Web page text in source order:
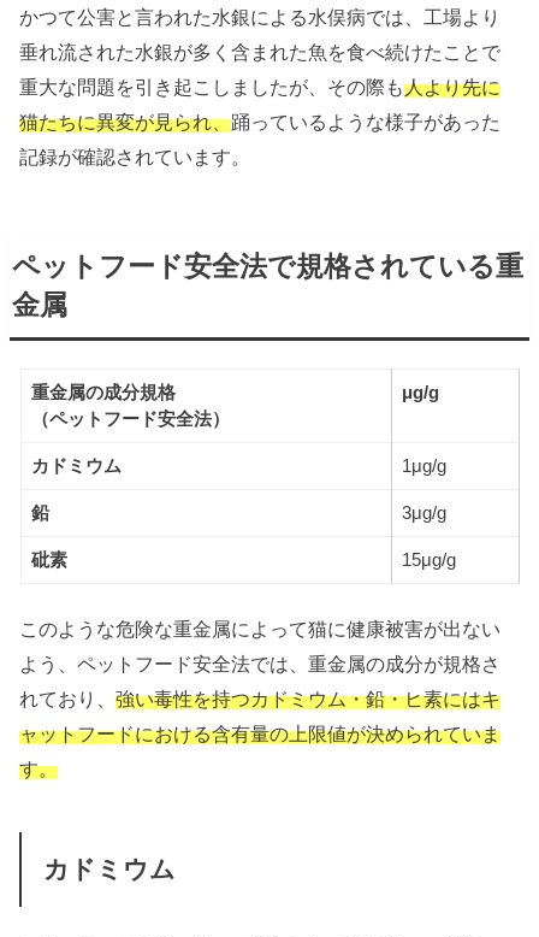
かつて公害と言われた水銀による水俣病では、工場より
垂れ流された水銀が多く含まれた魚を食べ続けたことで
重大な問題を引き起こしましたが、その際も人より先に
猫たちに異変が見られ、踊っているような様子があった
記録が確認されています。
ペットフード安全法で規格されている重
金属
重金属の成分規格
（ペットフード安全法）
μg/g
カドミウム 1μg/g
鉛 3μg/g
砒素 15μg/g
このような危険な重金属によって猫に健康被害が出ない
よう、ペットフード安全法では、重金属の成分が規格さ
れており、強い毒性を持つカドミウム・鉛・ヒ素にはキ
ャットフードにおける含有量の上限値が決められていま
す。
カドミウム